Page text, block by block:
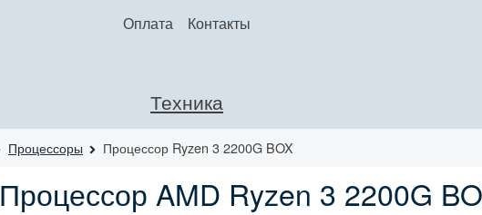
Оплата Контакты
Техника
Процессоры Процессор Ryzen 3 2200G BOX
Процессор AMD Ryzen 3 2200G